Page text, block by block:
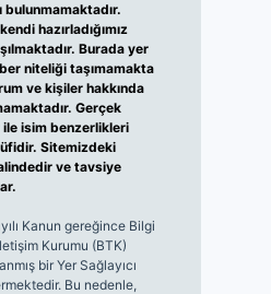
bulunmamaktadır.
hazırladığımız
Burada yer
niteliği taşımamakta
ve kişiler hakkında
Gerçek
isim benzerlikleri
Sitemizdeki
ve tavsiye
Kanun gereğince Bilgi
Kurumu (BTK)
bir Yer Sağlayıcı
Bu nedenle,